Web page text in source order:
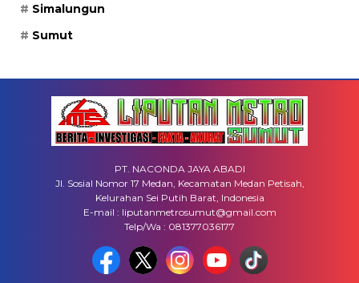
Simalungun
Sumut
PT. NACONDA JAYA ABADI
Jl. Sosial Nomor 17 Medan, Kecamatan Medan Petisah,
Kelurahan Sei Putih Barat, Indonesia
E-mail : liputanmetrosumut@gmail.com
Telp/Wa : 081377036177